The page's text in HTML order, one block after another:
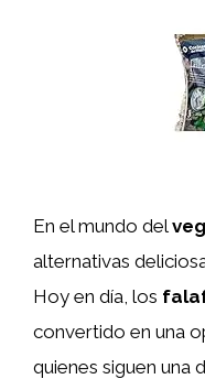
En el mundo del
alternativas
Hoy en día, los
convertido en una
quienes siguen una